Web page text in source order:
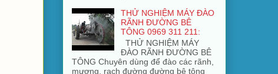
THỬ NGHIỆM MÁY ĐÀO
RÃNH ĐƯỜNG BÊ
TÔNG 0969 311 211:
THỬ NGHIỆM MÁY
ĐÀO RÃNH ĐƯỜNG BÊ
TÔNG Chuyên dùng để đào các rãnh,
mương, rạch đường đường bê tông